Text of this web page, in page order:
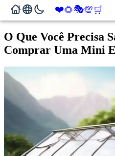
❤️🌻🎭💯🛒
O Que Você Precisa
Comprar Uma Mini